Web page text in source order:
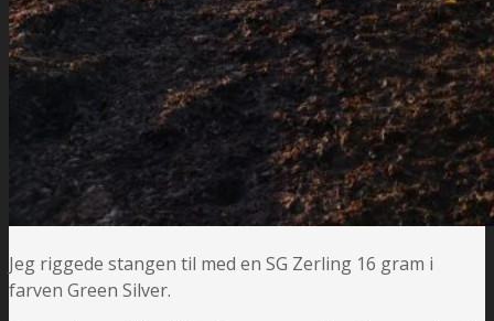
Jeg riggede stangen til med en SG Zerling 16 gram i
farven Green Silver.